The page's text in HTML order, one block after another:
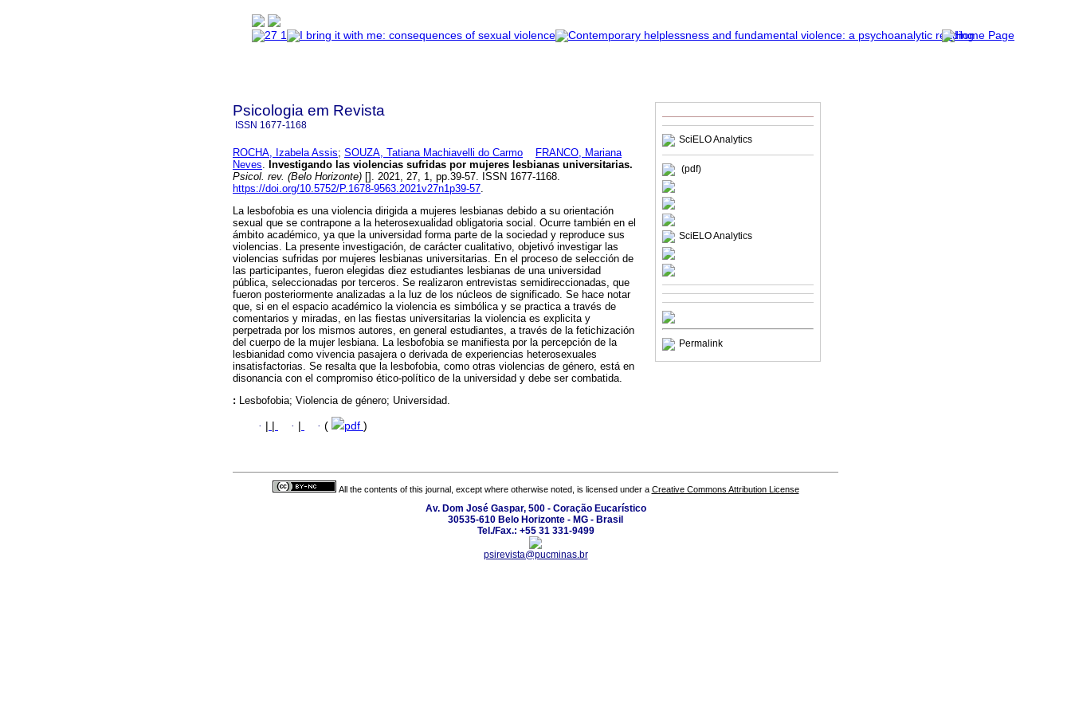
SciELO Analytics
(pdf)
SciELO Analytics
Permalink
Psicologia em Revista
ISSN 1677-1168
ROCHA, Izabela Assis; SOUZA, Tatiana Machiavelli do Carmo
FRANCO, Mariana
Neves
Investigando las violencias sufridas por mujeres lesbianas universitarias.
Psicol. rev. (Belo Horizonte) []. 2021, 27, 1, pp.39-57. ISSN 1677-1168.
https://doi.org/10.5752/P.1678-9563.2021v27n1p39-57
La lesbofobia es una violencia dirigida a mujeres lesbianas debido a su orientación
sexual que se contrapone a la heterosexualidad obligatoria social. Ocurre también en el
ámbito académico, ya que la universidad forma parte de la sociedad y reproduce sus
violencias. La presente investigación, de carácter cualitativo, objetivó investigar las
violencias sufridas por mujeres lesbianas universitarias. En el proceso de selección de
las participantes, fueron elegidas diez estudiantes lesbianas de una universidad
pública, seleccionadas por terceros. Se realizaron entrevistas semidireccionadas, que
fueron posteriormente analizadas a la luz de los núcleos de significado. Se hace notar
que, si en el espacio académico la violencia es simbólica y se practica a través de
comentarios y miradas, en las fiestas universitarias la violencia es explicita y
perpetrada por los mismos autores, en general estudiantes, a través de la fetichización
del cuerpo de la mujer lesbiana. La lesbofobia se manifiesta por la percepción de la
lesbianidad como vivencia pasajera o derivada de experiencias heterosexuales
insatisfactorias. Se resalta que la lesbofobia, como otras violencias de género, está en
disonancia con el compromiso ético-político de la universidad y debe ser combatida.
: Lesbofobia; Violencia de género; Universidad.
· · · ( pdf )
All the contents of this journal, except where otherwise noted, is licensed under a Creative Commons Attribution License
Av. Dom José Gaspar, 500 - Coração Eucarístico
30535-610 Belo Horizonte - MG - Brasil
Tel./Fax.: +55 31 331-9499
psirevista@pucminas.br